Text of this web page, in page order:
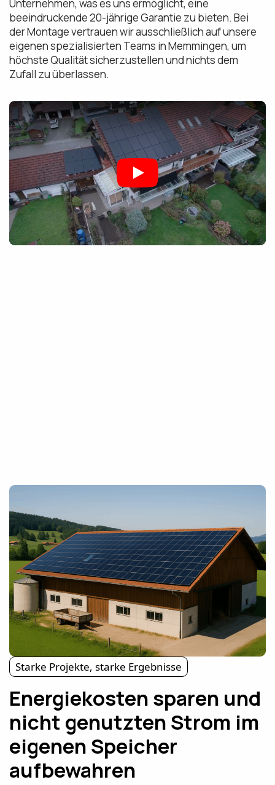
Unternehmen, was es uns ermöglicht, eine
beeindruckende 20-jährige Garantie zu bieten. Bei
der Montage vertrauen wir ausschließlich auf unsere
eigenen spezialisierten Teams in Memmingen, um
höchste Qualität sicherzustellen und nichts dem
Zufall zu überlassen.
Play
Starke Projekte, starke Ergebnisse
Energiekosten sparen und
nicht genutzten Strom im
eigenen Speicher
aufbewahren